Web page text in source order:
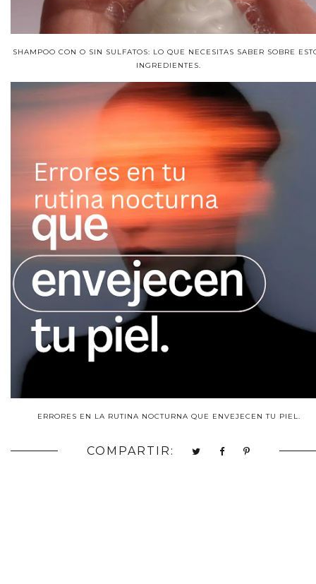
SHAMPOO CON O SIN SULFATOS: LO QUE NECESITAS SABER SOBRE
INGREDIENTES.
ERRORES EN LA RUTINA NOCTURNA QUE ENVEJECEN TU PIEL.
COMPARTIR: